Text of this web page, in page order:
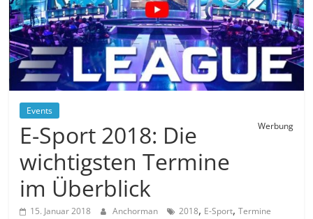
Events
E-Sport 2018: Die
wichtigsten Termine
im Überblick
Werbung
15. Januar 2018 Anchorman 2018, E-Sport,Termine